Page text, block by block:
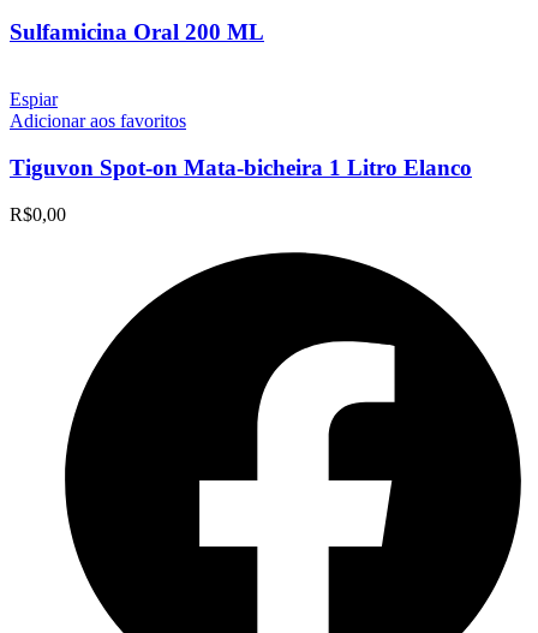
Sulfamicina Oral 200 ML
Espiar
Adicionar aos favoritos
Tiguvon Spot-on Mata-bicheira 1 Litro Elanco
R$0,00